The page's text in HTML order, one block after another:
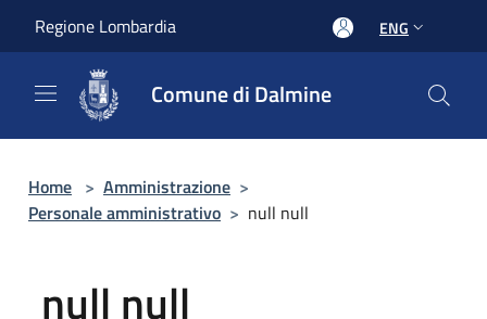
Regione Lombardia ENG
Comune di Dalmine
Home > Amministrazione >
Personale amministrativo > null null
null null